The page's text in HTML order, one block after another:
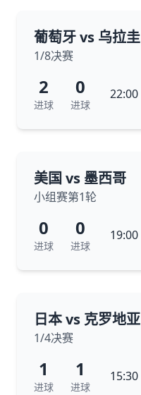
葡萄牙 vs 乌拉圭
1/8决赛
2
进球
0
进球
22:00
美国 vs 墨西哥
小组赛第1轮
0
进球
0
进球
19:00
日本 vs 克罗地亚
1/4决赛
1
进球
1
进球
15:30